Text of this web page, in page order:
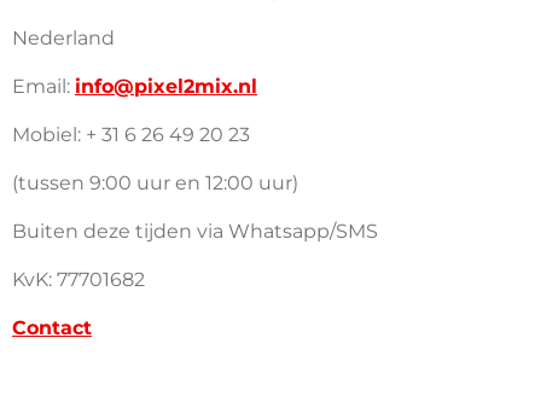
Nederland
Email: info@pixel2mix.nl
Mobiel: + 31 6 26 49 20 23
(tussen 9:00 uur en 12:00 uur)
Buiten deze tijden via Whatsapp/SMS
KvK: 77701682
Contact